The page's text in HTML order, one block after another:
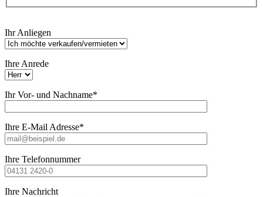
lasse
dieses
leer.
Ihr Anliegen
Ihre Anrede
Ihr Vor- und Nachname*
Ihre E-Mail Adresse*
Ihre Telefonnummer
Ihre Nachricht